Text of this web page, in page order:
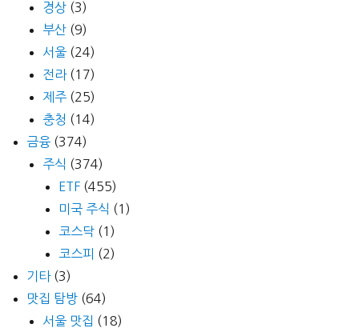
경상 (3)
부산 (9)
서울 (24)
전라(17)
제주 (25)
충청 (14)
금융 (374)
주식 (374)
ETF (455)
미국 주식 (1)
코스닥 (1)
코스피 (2)
기타(3)
맛집 탐방 (64)
서울 맛집 (18)